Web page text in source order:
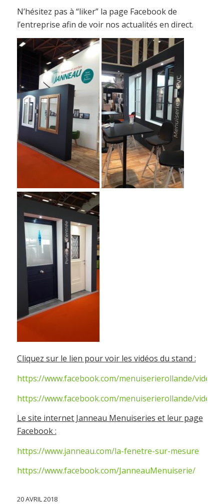
N’hésitez pas à “liker” la page Facebook de
l’entreprise afin de voir nos actualités en direct.
Cliquez sur le lien pour voir les vidéos du stand :
https://www.facebook.com/menuiserierollande/videos/
https://www.facebook.com/menuiserierollande/videos/
Le site internet Janneau Menuiseries et leur page
Facebook :
https://www.janneau.com/la-fenetre-sur-mesure
https://www.facebook.com/JanneauMenuiserie/
20 AVRIL 2018